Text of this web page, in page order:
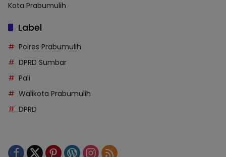
Kota Prabumulih
Label
Polres Prabumulih
DPRD Sumbar
Pali
Walikota Prabumulih
DPRD